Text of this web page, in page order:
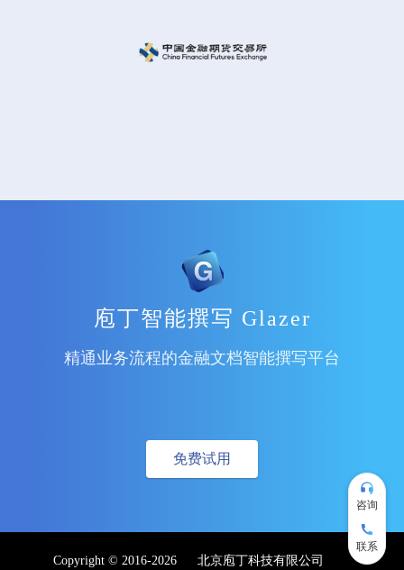
庖丁智能撰写 Glazer
精通业务流程的金融文档智能撰写平台
免费试用
咨询
联系
Copyright © 2016-2026 北京庖丁科技有限公司